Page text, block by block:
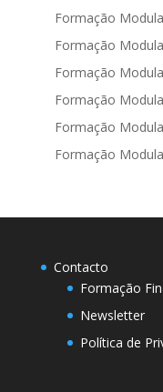
Formação
Formação
Formação
Formação
Formação
Formação
Contacto
Formação
Newsletter
Política de